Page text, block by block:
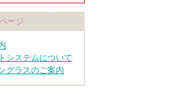
ージ
システムについて
グラスのご案内